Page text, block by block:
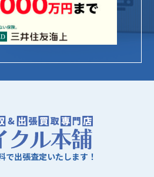
で出張査定いたします！